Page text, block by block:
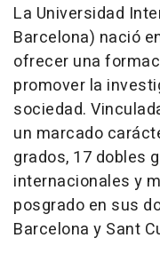
La Universidad
Barcelona) nació
ofrecer una
promover la
sociedad.
un marcado
grados, 17 dobles
internacionales y
posgrado en sus
Barcelona y Sant